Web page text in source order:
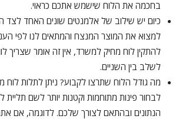
בחכמה את הלוח שישמש אתכם כראוי.
כיום יש שילוב של אלמנטים שונים האחד
למצוא את המוצר המנצח והמתאים לנו לפי
להתקין לוח מחיק למשרד, אין זה אומר שצריך
לשלב בין השניים.
מה גודל הלוח שתרצו לקבוע? ניתן לתלות לוח
לבחור פינות מתוחמות וקטנות יותר לשם תליית
הנתונים ובהתאם לצורך שלכם. לדוגמה, אם